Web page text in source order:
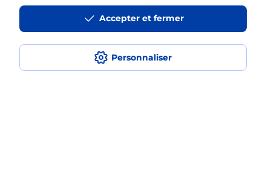
Personnaliser
Accepter et fermer
Acheter un iPhone neuf ou reconditionné